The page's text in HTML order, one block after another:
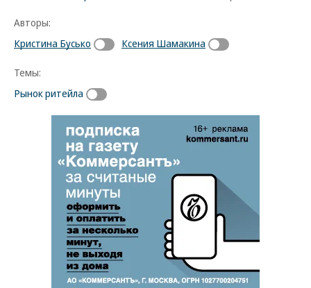
Авторы:
Кристина Бусько
Ксения Шамакина
Темы:
Рынок ритейла